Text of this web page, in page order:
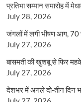
प्रतिभा सम्मान समारोह में
July 28, 2026
जंगलों में लगी भीषण आग, 70
July 27, 2026
बासमती की खुशबू से फिर
July 27, 2026
देशभर में अगले दो-तीन दिन